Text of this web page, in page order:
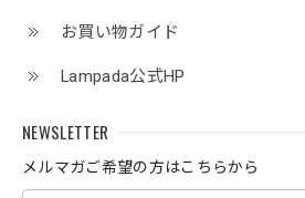
お買い物ガイド
Lampada公式HP
NEWSLETTER
メルマガご希望の方はこちらから